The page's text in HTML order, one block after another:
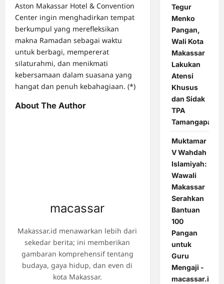
Aston Makassar Hotel & Convention
Center ingin menghadirkan tempat
berkumpul yang merefleksikan
makna Ramadan sebagai waktu
untuk berbagi, mempererat
silaturahmi, dan menikmati
kebersamaan dalam suasana yang
hangat dan penuh kebahagiaan. (*)
About The Author
macassar
Makassar.id menawarkan lebih dari
sekedar berita; ini memberikan
gambaran komprehensif tentang
budaya, gaya hidup, dan even di
kota Makassar.
Tegur
Menko
Pangan,
Wali Kota
Makassar
Lakukan
Atensi
Khusus
dan Sidak
TPA
Tamangapa
Muktamar
V Wahdah
Islamiyah:
Wawali
Makassar
Serahkan
Bantuan
100
Pangan
untuk
Guru
Mengaji -
macassar.id